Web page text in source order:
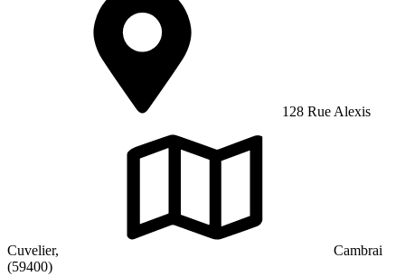
128 Rue Alexis
Cuvelier,
Cambrai
(59400)